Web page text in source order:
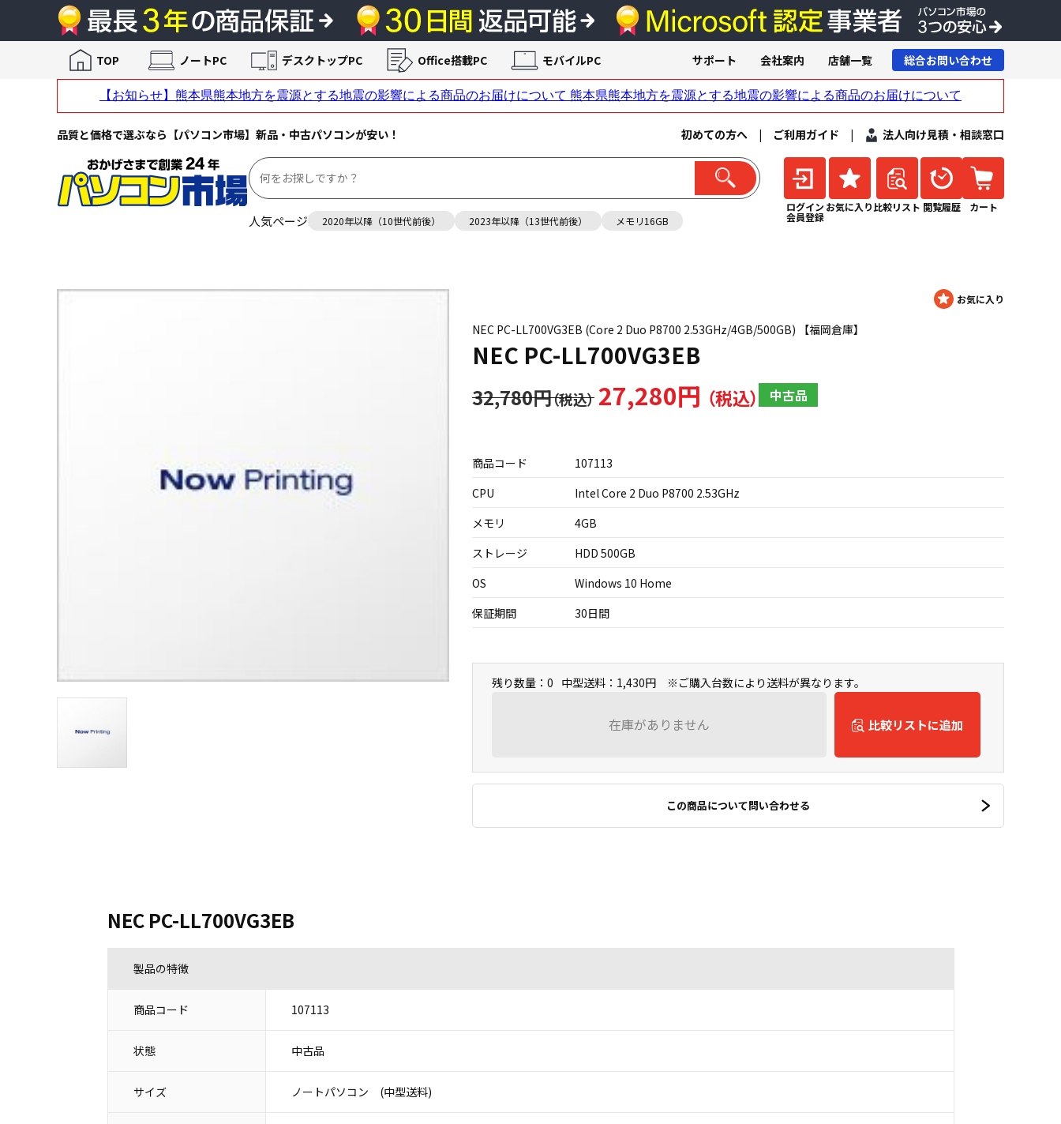
品質と価格で選ぶなら【パソコン市場】新品・中古パソコンが安い！ 初めての方へ | ご利用ガイド | 法人向け見積・相談窓口
人気ページ 2020年以降（10世代前後） 2023年以降（13世代前後） メモリ16GB
ログイン
会員登録
お気に入り 比較リスト 閲覧履歴 カート
TOP ノートPC デスクトップPC Office搭載PC モバイルPC サポート 会社案内 店舗一覧 総合お問い合わせ
NEC PC-LL700VG3EB (Core 2 Duo P8700 2.53GHz/4GB/500GB) 【福岡倉庫】
NEC PC-LL700VG3EB
27,280円 中古品
32,780円
商品コード
107113
CPU
Intel Core 2 Duo P8700 2.53GHz
メモリ
4GB
ストレージ
HDD 500GB
OS
Windows 10 Home
保証期間
30日間
残り数量：0 中型送料：1,430円 ※ご購入台数により送料が異なります。
在庫がありません 比較リストに追加
この商品について問い合わせる
NEC PC-LL700VG3EB
製品の特徴
商品コード 107113
状態 中古品
サイズ ノートパソコン (中型送料)